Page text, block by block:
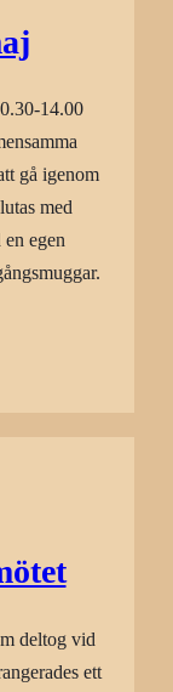
14.00
gå igenom
med
egen
deltog vid
ett